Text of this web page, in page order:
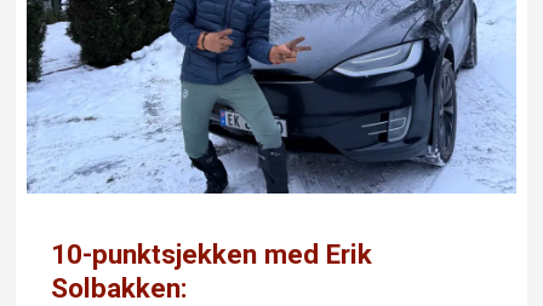
10-punktsjekken med Erik
Solbakken: